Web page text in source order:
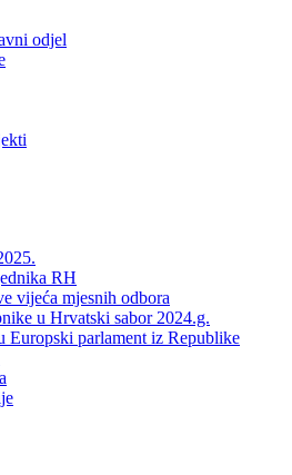
odjel
RH
vijeća mjesnih odbora
u Hrvatski sabor 2024.g.
Europski parlament iz Republike